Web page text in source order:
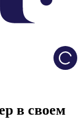
в своем